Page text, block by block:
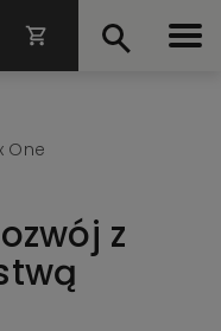
One
z